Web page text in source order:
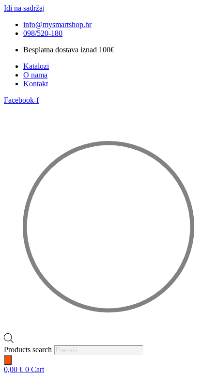
Idi na sadržaj
info@mysmartshop.hr
098/520-180
Besplatna dostava iznad 100€
Katalozi
O nama
Kontakt
Facebook-f
Products search
0,00 € 0 Cart